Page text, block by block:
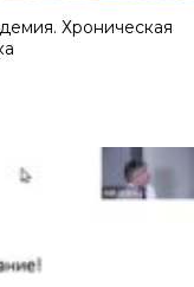
Хроническая